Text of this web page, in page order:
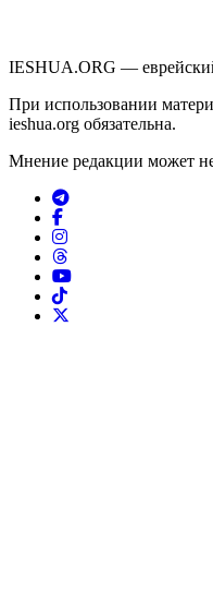
IESHUA.ORG —
При использовании
ieshua.org обязательна.
Мнение редакции может